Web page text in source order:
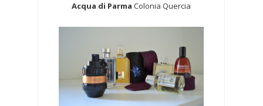
Acqua di Parma Colonia Quercia